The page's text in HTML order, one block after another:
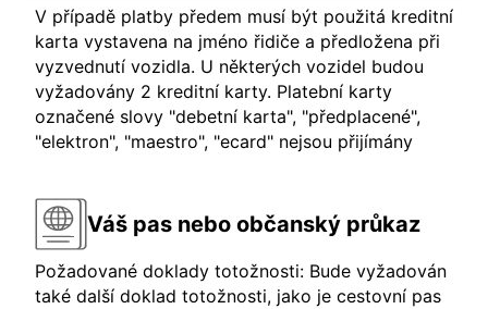
V případě platby předem musí být použitá kreditní
karta vystavena na jméno řidiče a předložena při
vyzvednutí vozidla. U některých vozidel budou
vyžadovány 2 kreditní karty. Platební karty
označené slovy "debetní karta", "předplacené",
"elektron", "maestro", "ecard" nejsou přijímány
Váš pas nebo občanský průkaz
Požadované doklady totožnosti: Bude vyžadován
také další doklad totožnosti, jako je cestovní pas